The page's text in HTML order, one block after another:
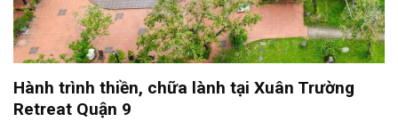
Hành trình thiền, chữa lành tại Xuân Trường
Retreat Quận 9